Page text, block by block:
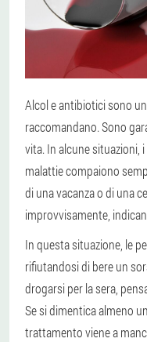
Alcol e antibiotici sono
raccomandano. Sono
vita. In alcune situazioni,
malattie compaiono
di una vacanza o di una
improvvisamente,
In questa situazione, le
rifiutandosi di bere un
drogarsi per la sera,
Se si dimentica almeno
trattamento viene a